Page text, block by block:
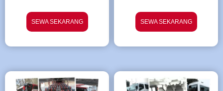
SEWA SEKARANG SEWA SEKARANG